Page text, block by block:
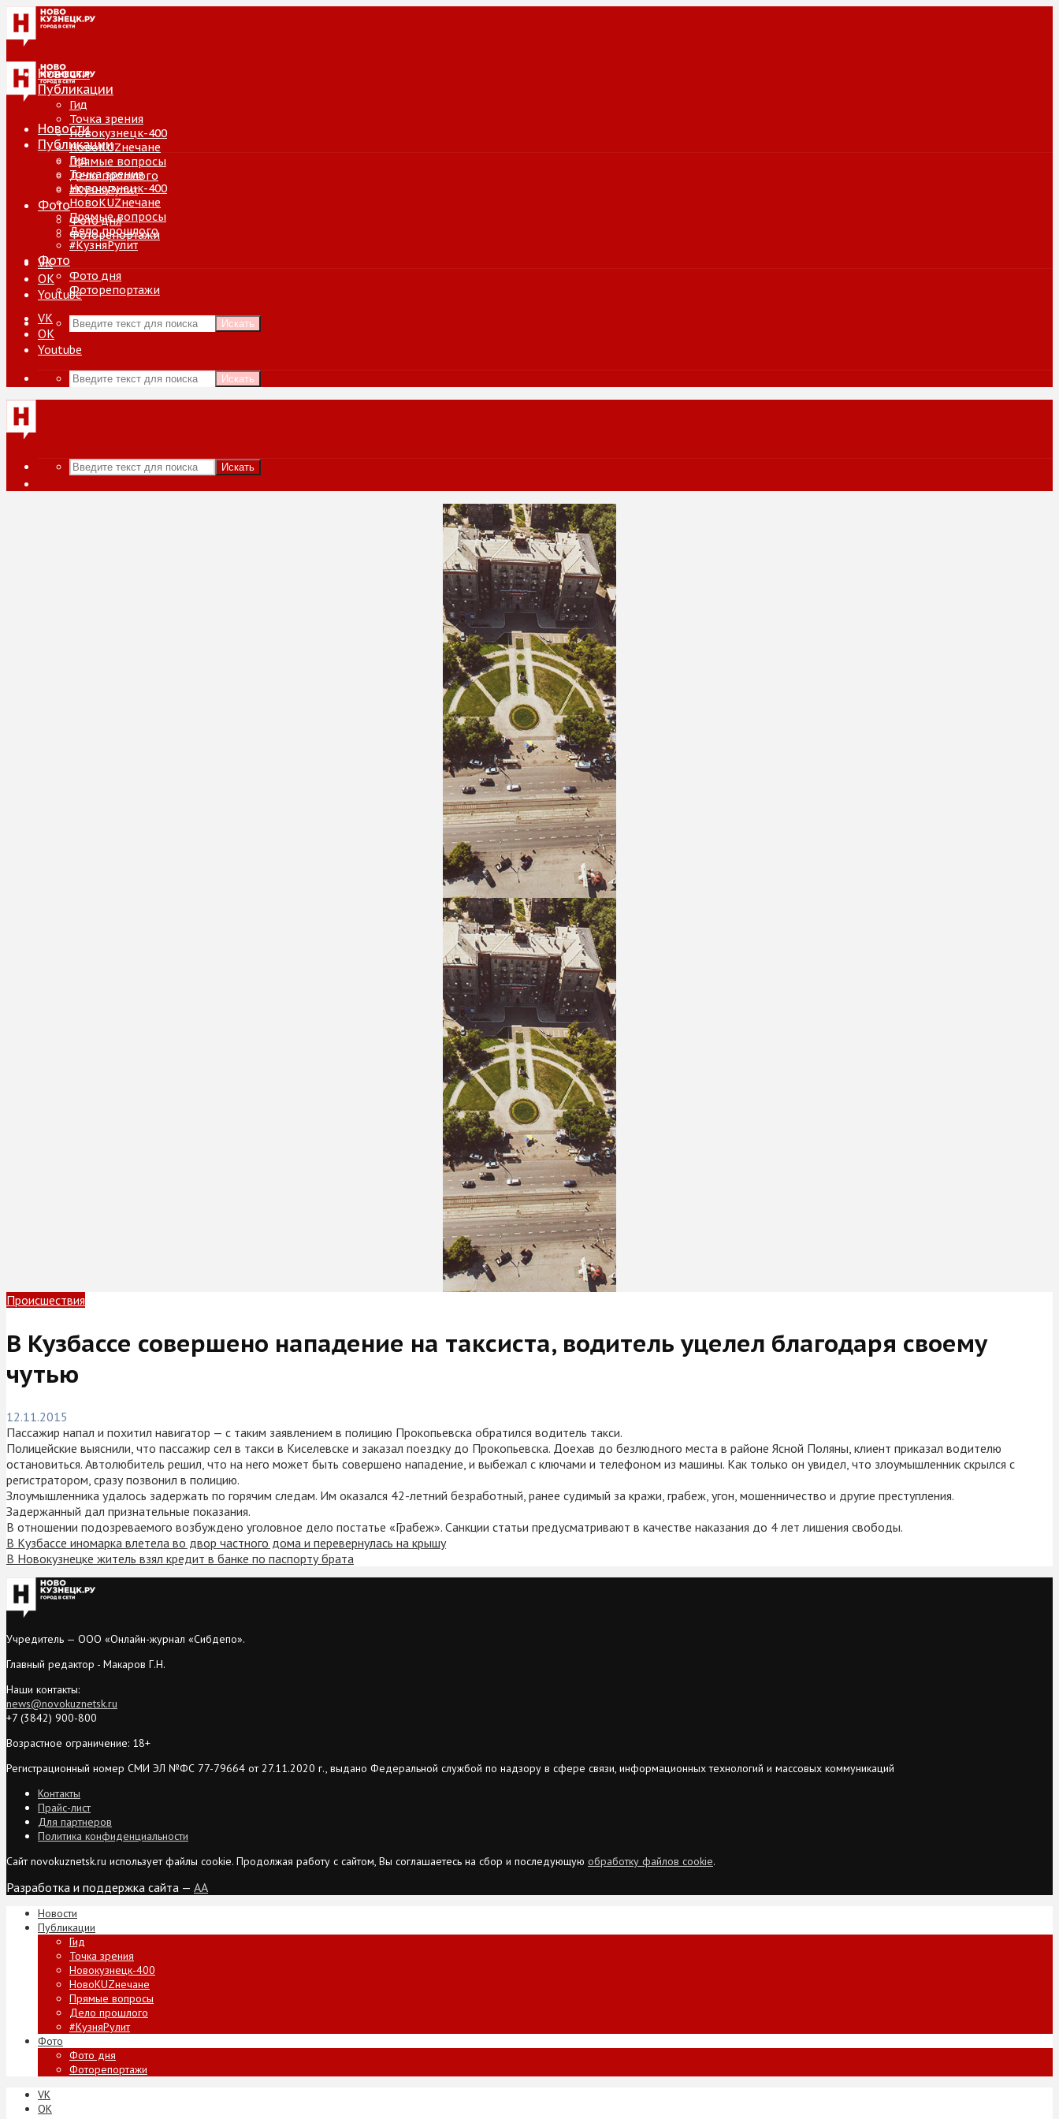
Новости
Публикации
Гид
Точка зрения
Новокузнецк-400
НовоKUZнечане
Прямые вопросы
Дело прошлого
#КузняРулит
Фото
Фото дня
Фоторепортажи
VK
ОК
Youtube
Искать
Новости
Публикации
Гид
Точка зрения
Новокузнецк-400
НовоKUZнечане
Прямые вопросы
Дело прошлого
#КузняРулит
Фото
Фото дня
Фоторепортажи
VK
ОК
Youtube
Искать
Искать
Происшествия
В Кузбассе совершено нападение на таксиста, водитель уцелел благодаря своему
чутью
12.11.2015
Пассажир напал и похитил навигатор — с таким заявлением в полицию Прокопьевска обратился водитель такси.
Полицейские выяснили, что пассажир сел в такси в Киселевске и заказал поездку до Прокопьевска. Доехав до безлюдного места в районе Ясной Поляны, клиент приказал водителю
остановиться. Автолюбитель решил, что на него может быть совершено нападение, и выбежал с ключами и телефоном из машины. Как только он увидел, что злоумышленник скрылся с
регистратором, сразу позвонил в полицию.
Злоумышленника удалось задержать по горячим следам. Им оказался 42-летний безработный, ранее судимый за кражи, грабеж, угон, мошенничество и другие преступления.
Задержанный дал признательные показания.
В отношении подозреваемого возбуждено уголовное дело постатье «Грабеж». Санкции статьи предусматривают в качестве наказания до 4 лет лишения свободы.
В Кузбассе иномарка влетела во двор частного дома и перевернулась на крышу
В Новокузнецке житель взял кредит в банке по паспорту брата
Учредитель — ООО «Онлайн-журнал «Сибдепо».
Главный редактор - Макаров Г.Н.
Наши контакты:
news@novokuznetsk.ru
+7 (3842) 900-800
Возрастное ограничение: 18+
Регистрационный номер СМИ ЭЛ №ФС 77-79664 от 27.11.2020 г., выдано Федеральной службой по надзору в сфере связи, информационных технологий и массовых коммуникаций
Контакты
Прайс-лист
Для партнеров
Политика конфиденциальности
Сайт novokuznetsk.ru использует файлы cookie. Продолжая работу с сайтом, Вы соглашаетесь на сбор и последующую обработку файлов cookie.
Разработка и поддержка сайта — AA
Новости
Публикации
Гид
Точка зрения
Новокузнецк-400
НовоKUZнечане
Прямые вопросы
Дело прошлого
#КузняРулит
Фото
Фото дня
Фоторепортажи
VK
ОК